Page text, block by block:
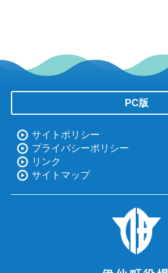
PC版
サイトポリシー
プライバシーポリシー
リンク
サイトマップ